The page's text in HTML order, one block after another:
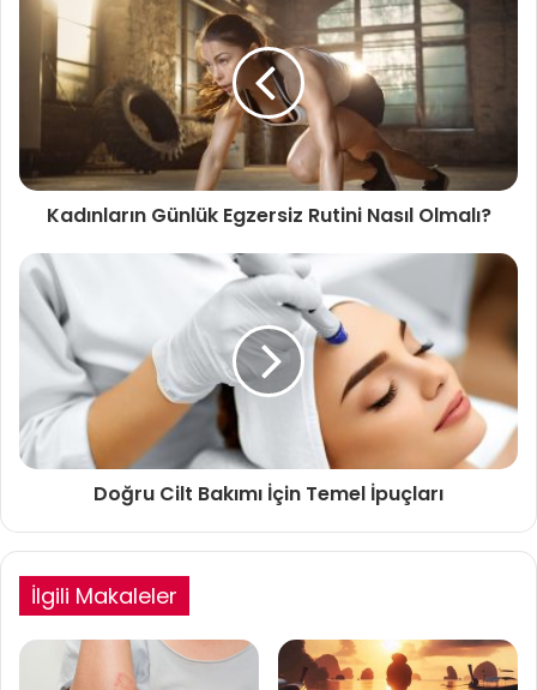
Kadınların Günlük Egzersiz Rutini Nasıl Olmalı?
Doğru Cilt Bakımı İçin Temel İpuçları
İlgili Makaleler